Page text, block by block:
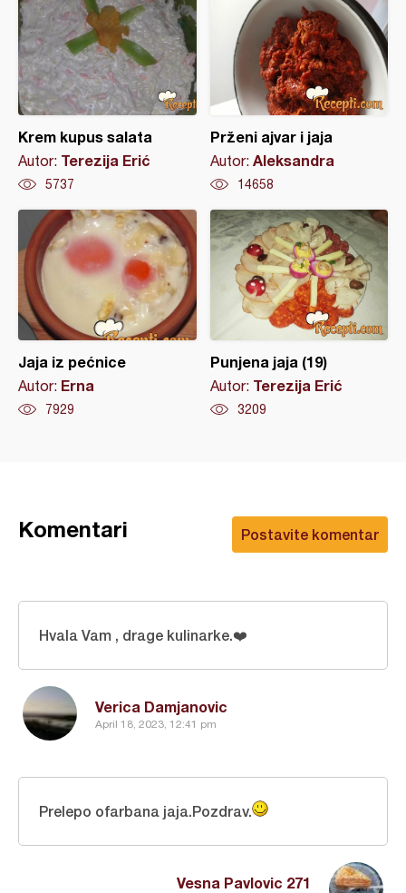
Krem kupus salata
Autor: Terezija Erić
5737
Prženi ajvar i jaja
Autor: Aleksandra
14658
Jaja iz pećnice
Autor: Erna
7929
Punjena jaja (19)
Autor: Terezija Erić
3209
Postavite komentar
Komentari
Verica Damjanovic
April 18, 2023, 12:41 pm
Hvala Vam , drage kulinarke.❤️
Vesna Pavlovic 271
Prelepo ofarbana jaja.Pozdrav.